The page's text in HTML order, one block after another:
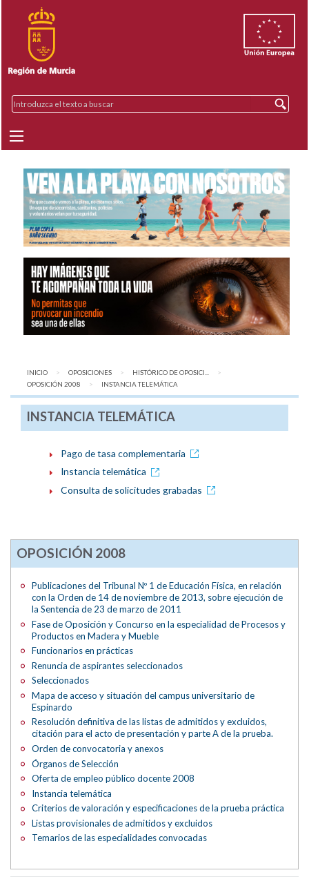
INICIO OPOSICIONES
HISTÓRICO DE OPOSICI...
OPOSICIÓN 2008
AQUÍ:
INSTANCIA TELEMÁTICA
INSTANCIA TELEMÁTICA
Pago de tasa complementaria
Instancia telemática
Consulta de solicitudes grabadas
OPOSICIÓN 2008
Publicaciones del Tribunal Nº 1 de Educación Física, en relación
con la Orden de 14 de noviembre de 2013, sobre ejecución de
la Sentencia de 23 de marzo de 2011
Fase de Oposición y Concurso en la especialidad de Procesos y
Productos en Madera y Mueble
Funcionarios en prácticas
Renuncia de aspirantes seleccionados
Seleccionados
Mapa de acceso y situación del campus universitario de
Espinardo
Resolución definitiva de las listas de admitidos y excluidos,
citación para el acto de presentación y parte A de la prueba.
Orden de convocatoria y anexos
Órganos de Selección
Oferta de empleo público docente 2008
Instancia telemática
Criterios de valoración y especificaciones de la prueba práctica
Listas provisionales de admitidos y excluidos
Temarios de las especialidades convocadas